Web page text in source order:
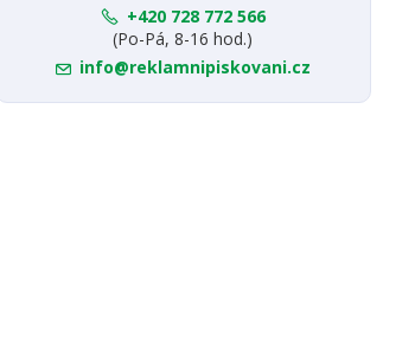
+420 728 772 566
(Po-Pá, 8-16 hod.)
info@reklamnipiskovani.cz